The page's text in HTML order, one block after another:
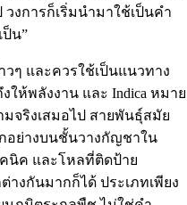
วงการก็เริ่มนำมาใช้เป็นคำ
น”
วๆ และควรใช้เป็นแนวทาง
งให้พลังงาน และ Indica หมาย
จริงเสมอไป สายพันธุ์สมัย
อย่างบนชั้นวางกัญชาใน
คนิค และโหลที่ติดป้าย
างกันมากก็ได้ ประเภทเพียง